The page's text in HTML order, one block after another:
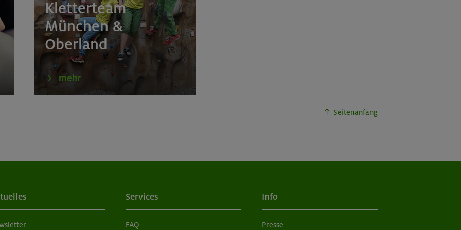
indoor München
indoor München
indoor München
Kletterteam
München &
Oberland
mehr
Seitenanfang
Services
FAQ
Info
Presse